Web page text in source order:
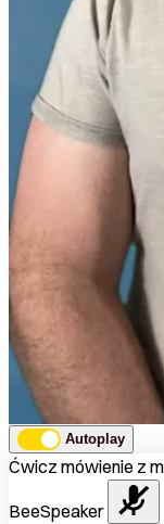
Autoplay
Ćwicz mówienie z
BeeSpeaker